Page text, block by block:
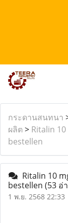
กระดานสนทนา
ผลิต > Ritalin
bestellen
Ritalin 10
bestellen (53 อ่
1 พ.ย. 2568 22:33